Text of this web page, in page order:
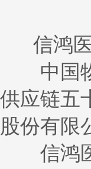
信鸿
中国物
供应链五
股份有限
信鸿医